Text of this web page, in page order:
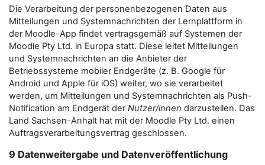
Die Verarbeitung der personenbezogenen Daten aus
Mitteilungen und Systemnachrichten der Lernplattform in
der Moodle-App findet vertragsgemäß auf Systemen der
Moodle Pty Ltd. in Europa statt. Diese leitet Mitteilungen
und Systemnachrichten an die Anbieter der
Betriebssysteme mobiler Endgeräte (z. B. Google für
Android und Apple für iOS) weiter, wo sie verarbeitet
werden, um Mitteilungen und Systemnachrichten als Push-
Notification am Endgerät derNutzer/innen darzustellen. Das
Land Sachsen-Anhalt hat mit der Moodle Pty Ltd. einen
Auftragsverarbeitungsvertrag geschlossen.
9 Datenweitergabe und Datenveröffentlichung